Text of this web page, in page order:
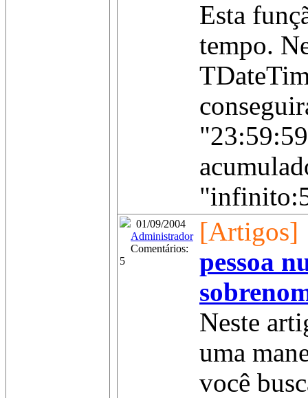
Esta
tempo.
01/09/2004
Administrador
Comentários:
5
[Artigos]
pessoa
Neste
uma
você